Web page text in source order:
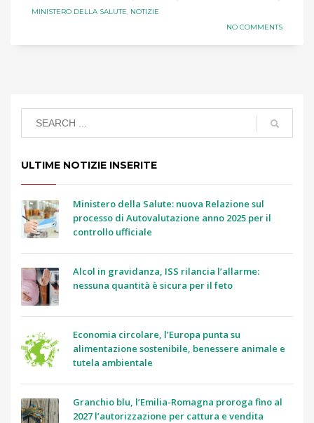
MINISTERO DELLA SALUTE, NOTIZIE
NO COMMENTS
ULTIME NOTIZIE INSERITE
Ministero della Salute: nuova Relazione sul
processo di Autovalutazione anno 2025 per il
controllo ufficiale
Alcol in gravidanza, ISS rilancia l’allarme:
nessuna quantità è sicura per il feto
Economia circolare, l’Europa punta su
alimentazione sostenibile, benessere animale e
tutela ambientale
Granchio blu, l’Emilia-Romagna proroga fino al
2027 l’autorizzazione per cattura e vendita